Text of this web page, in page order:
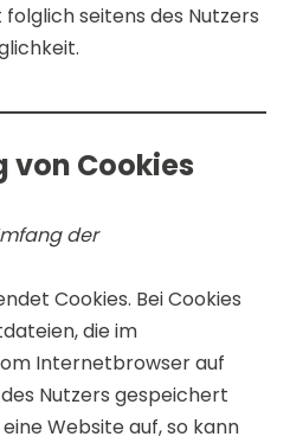
seitens des Nutzers
von Cookies
der
Cookies. Bei Cookies
die im
Internetbrowser auf
Nutzers gespeichert
Website auf, so kann